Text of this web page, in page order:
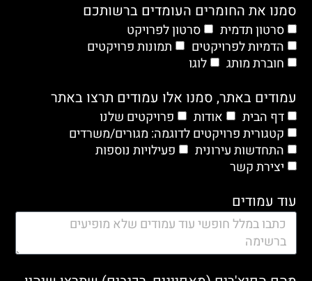
סמנו את החומרים העומדים ברשותכם
סרטון תדמית
סרטון לפרויקט
הדמיות לפרויקטים
תמונות פרויקטים
חוברת מותג
לוגו
עמודים באתר, סמנו אלו עמודים תרצו באתר
דף הבית אודות
פרויקטים שלנו
קטגורית פרויקטים לדוגמה: מגורים/משרדים
התחדשות עירונית
פעילויות נוספות
יצירת קשר
עוד עמודים